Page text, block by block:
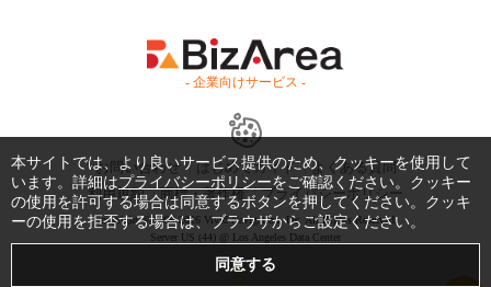
- 企業向けサービス -
お問い合わせ はじめてガイド
よくある質問
利用規約
商標・著作権 プライバシーポリシー
Copyright © 1999-2026 Vivid Navigation, Inc. All Rights Reserved.
Server US (44) @ Los Angeles Data Center
本サイトでは、より良いサービス提供のため、クッキーを使用して
います。詳細はプライバシーポリシーをご確認ください。クッキー
の使用を許可する場合は同意するボタンを押してください。クッキ
ーの使用を拒否する場合は、ブラウザからご設定ください。